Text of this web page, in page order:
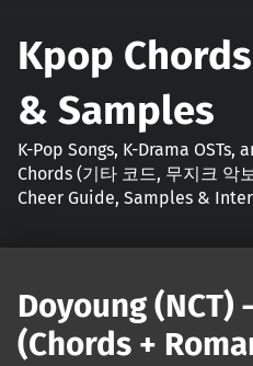
Kpop
& Samples
K-Pop Songs, K-Drama OSTs,
Chords (기타 코드, 무지크 악
Cheer Guide, Samples &
Doyoung
(Chords +